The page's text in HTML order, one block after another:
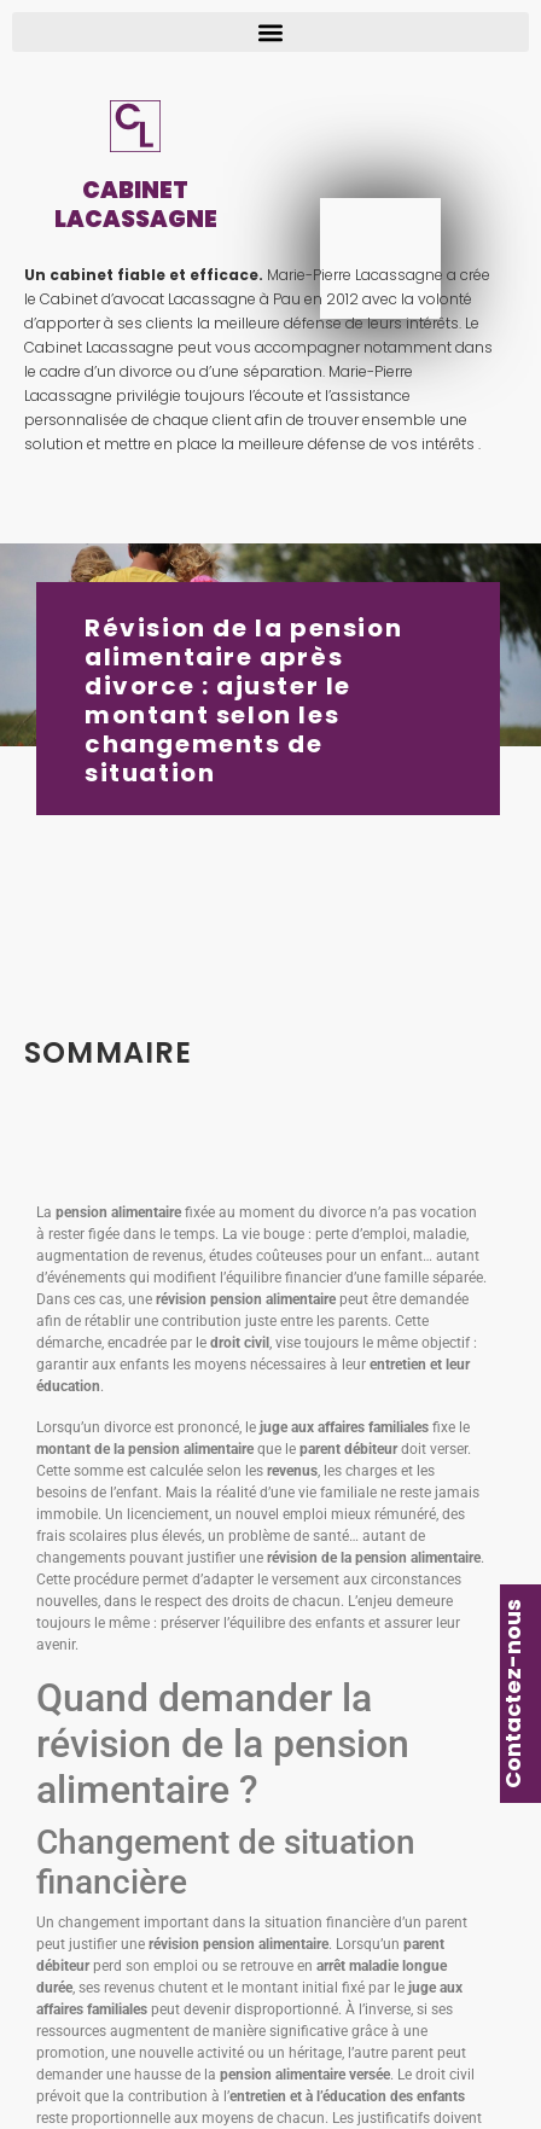
Contactez-nous
CABINET
LACASSAGNE
Un cabinet fiable et efficace. Marie-Pierre Lacassagne a crée
le Cabinet d’avocat Lacassagne à Pau en 2012 avec la volonté
d’apporter à ses clients la meilleure défense de leurs intérêts. Le
Cabinet Lacassagne peut vous accompagner notamment dans
le cadre d’un divorce ou d’une séparation. Marie-Pierre
Lacassagne privilégie toujours l’écoute et l’assistance
personnalisée de chaque client afin de trouver ensemble une
solution et mettre en place la meilleure défense de vos intérêts .
Révision de la pension
alimentaire après
divorce : ajuster le
montant selon les
changements de
situation
SOMMAIRE
La pension alimentaire fixée au moment du divorce n’a pas vocation
à rester figée dans le temps. La vie bouge : perte d’emploi, maladie,
augmentation de revenus, études coûteuses pour un enfant… autant
d’événements qui modifient l’équilibre financier d’une famille séparée.
Dans ces cas, une révision pension alimentaire peut être demandée
afin de rétablir une contribution juste entre les parents. Cette
démarche, encadrée par le droit civil , vise toujours le même objectif :
garantir aux enfants les moyens nécessaires à leur entretien et leur
éducation.
Lorsqu’un divorce est prononcé, le juge aux affaires familiales fixe le
montant de la pension alimentaire que le parent débiteurdoit verser.
Cette somme est calculée selon les revenus, les charges et les
besoins de l’enfant. Mais la réalité d’une vie familiale ne reste jamais
immobile. Un licenciement, un nouvel emploi mieux rémunéré, des
frais scolaires plus élevés, un problème de santé… autant de
changements pouvant justifier une révision de la pension alimentaire.
Cette procédure permet d’adapter le versement aux circonstances
nouvelles, dans le respect des droits de chacun. L’enjeu demeure
toujours le même : préserver l’équilibre des enfants et assurer leur
avenir.
Quand demander la
révision de la pension
alimentaire ?
Changement de situation
financière
Un changement important dans la situation financière d’un parent
peut justifier une révision pension alimentaire. Lorsqu’un parent
débiteurperd son emploi ou se retrouve en arrêt maladie longue
durée, ses revenus chutent et le montant initial fixé par le juge aux
affaires familiales peut devenir disproportionné. À l’inverse, si ses
ressources augmentent de manière significative grâce à une
promotion, une nouvelle activité ou un héritage, l’autre parent peut
demander une hausse de la pension alimentaire versée. Le droit civil
prévoit que la contribution à l’entretien et à l’éducation des enfants
reste proportionnelle aux moyens de chacun. Les justificatifs doivent